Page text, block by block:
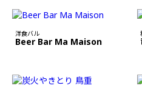
洋食バル
Beer Bar Ma Maison